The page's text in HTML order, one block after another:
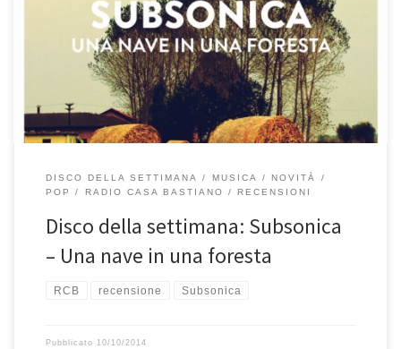
Radio Casa Bastiano ho pensato: cavoli, questo nuovo disco dei
Subsonica è proprio bello! Sinceramente è da poco che l’ascolto,
ma si merita già pienamente il titolo di disco della settimana e
penso che non abbandonerà il mio fido […]
DISCO DELLA SETTIMANA MUSICA
NOVITÀ
POP
RADIO CASA BASTIANO RECENSIONI
Disco della settimana: Subsonica
– Una nave in una foresta
RCB recensione Subsonica
Pubblicato 10/10/2014